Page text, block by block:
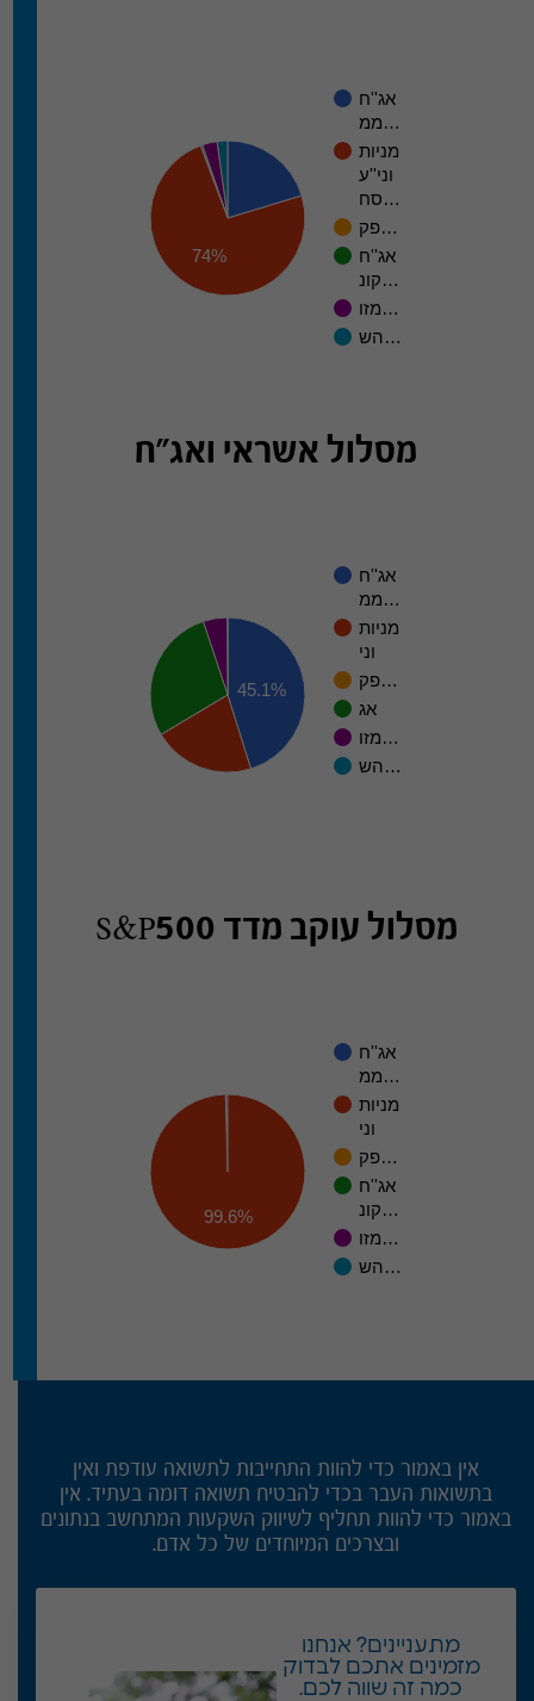
אג''ח
ממ…
מניות
וני''ע
סח…
פק…
אג''ח
קונ…
מזו…
הש…
74%
מסלול אשראי ואג"ח
אג''ח
ממ…
מניות
וני
פק…
אג
מזו…
הש…
45.1%
מסלול עוקב מדד S&P500
אג''ח
ממ…
מניות
וני
פק…
אג''ח
קונ…
מזו…
הש…
99.6%
אין באמור כדי להוות התחייבות לתשואה עודפת ואין
בתשואות העבר בכדי להבטיח תשואה דומה בעתיד. אין
באמור כדי להוות תחליף לשיווק השקעות המתחשב בנתונים
ובצרכים המיוחדים של כל אדם.
מתעניינים? אנחנו
מזמינים אתכם לבדוק
כמה זה שווה לכם.